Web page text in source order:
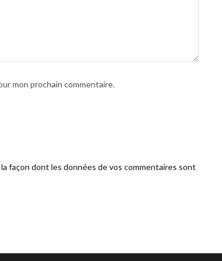
mon prochain commentaire.
façon dont les données de vos commentaires sont